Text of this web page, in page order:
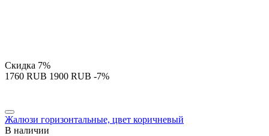
Скидка 7%
‍1760‍ RUB ‍1900‍ RUB -7%
Жалюзи горизонтальные, цвет коричневый
В наличии